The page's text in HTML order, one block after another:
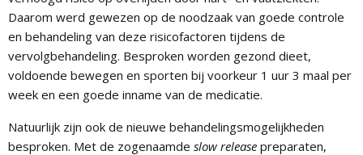
Daarom werd gewezen op de noodzaak van goede controle
en behandeling van deze risicofactoren tijdens de
vervolgbehandeling. Besproken worden gezond dieet,
voldoende bewegen en sporten bij voorkeur 1 uur 3 maal per
week en een goede inname van de medicatie.
Natuurlijk zijn ook de nieuwe behandelingsmogelijkheden
besproken. Met de zogenaamde slow release preparaten,